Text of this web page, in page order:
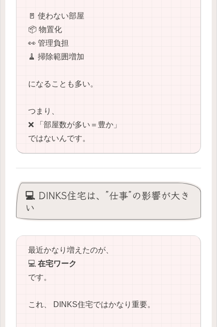
🚪 使わない部屋
📦 物置化
👀 管理負担
🧹 掃除範囲増加
になることも多い。
つまり、
❌ 「部屋数が多い＝豊か」
ではないんです。
💻 DINKS住宅は、”仕事”の影響が大き
い
最近かなり増えたのが、
💻 在宅ワーク
です。
これ、 DINKS住宅ではかなり重要。